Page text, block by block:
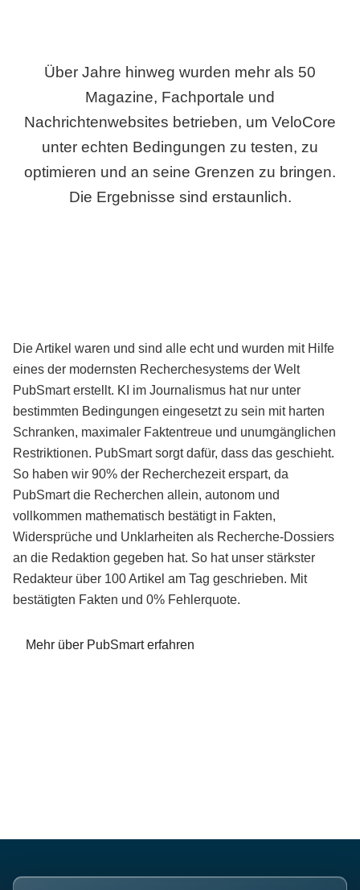
Über Jahre hinweg wurden mehr als 50
Magazine, Fachportale und
Nachrichtenwebsites betrieben, um VeloCore
unter echten Bedingungen zu testen, zu
optimieren und an seine Grenzen zu bringen.
Die Ergebnisse sind erstaunlich.
Die Artikel waren und sind alle echt und wurden mit Hilfe
eines der modernsten Recherchesystems der Welt
PubSmart erstellt. KI im Journalismus hat nur unter
bestimmten Bedingungen eingesetzt zu sein mit harten
Schranken, maximaler Faktentreue und unumgänglichen
Restriktionen. PubSmart sorgt dafür, dass das geschieht.
So haben wir 90% der Recherchezeit erspart, da
PubSmart die Recherchen allein, autonom und
vollkommen mathematisch bestätigt in Fakten,
Widersprüche und Unklarheiten als Recherche-Dossiers
an die Redaktion gegeben hat. So hat unser stärkster
Redakteur über 100 Artikel am Tag geschrieben. Mit
bestätigten Fakten und 0% Fehlerquote.
Mehr über PubSmart erfahren